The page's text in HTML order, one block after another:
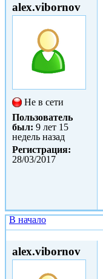
alex.vibornov
Не в сети
Пользователь
был: 9 лет 15
недель назад
Регистрация:
28/03/2017
В начало
alex.vibornov